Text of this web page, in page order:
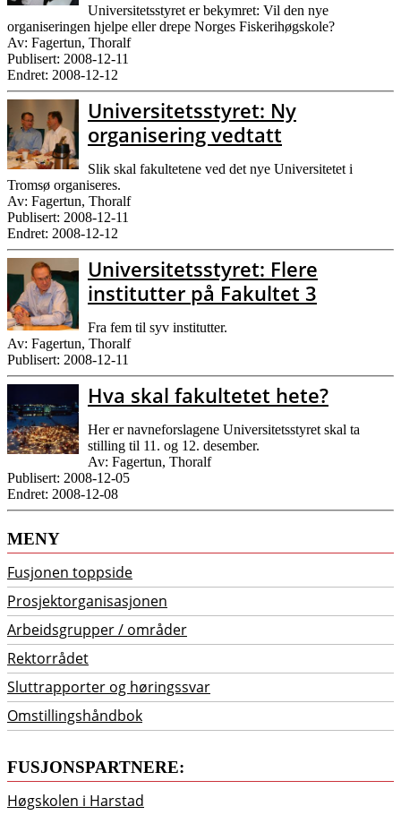
Universitetsstyret er bekymret: Vil den nye
organiseringen hjelpe eller drepe Norges Fiskerihøgskole?
Av: Fagertun, Thoralf
Publisert: 2008-12-11
Endret: 2008-12-12
Universitetsstyret: Ny
organisering vedtatt
Slik skal fakultetene ved det nye Universitetet i
Tromsø organiseres.
Av: Fagertun, Thoralf
Publisert: 2008-12-11
Endret: 2008-12-12
Universitetsstyret: Flere
institutter på Fakultet 3
Fra fem til syv institutter.
Av: Fagertun, Thoralf
Publisert: 2008-12-11
Hva skal fakultetet hete?
Her er navneforslagene Universitetsstyret skal ta
stilling til 11. og 12. desember.
Av: Fagertun, Thoralf
Publisert: 2008-12-05
Endret: 2008-12-08
MENY
Fusjonen toppside
Prosjektorganisasjonen
Arbeidsgrupper / områder
Rektorrådet
Sluttrapporter og høringssvar
Omstillingshåndbok
FUSJONSPARTNERE:
Høgskolen i Harstad